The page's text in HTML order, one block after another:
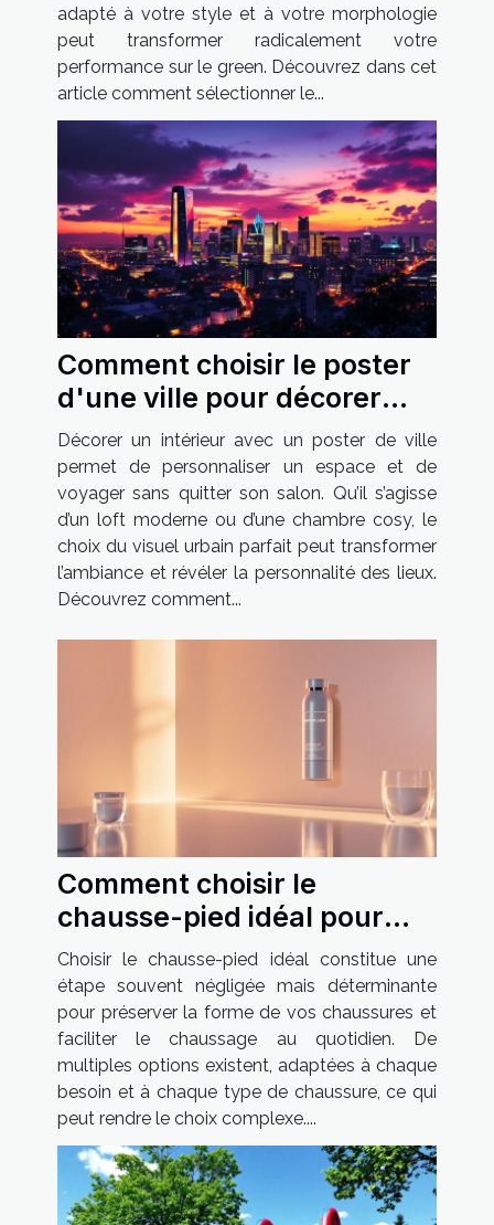
adapté à votre style et à votre morphologie
peut transformer radicalement votre
performance sur le green. Découvrez dans cet
article comment sélectionner le...
Comment choisir le poster
d'une ville pour décorer
votre intérieur ?
Décorer un intérieur avec un poster de ville
permet de personnaliser un espace et de
voyager sans quitter son salon. Qu’il s’agisse
d’un loft moderne ou d’une chambre cosy, le
choix du visuel urbain parfait peut transformer
l’ambiance et révéler la personnalité des lieux.
Découvrez comment...
Comment choisir le
chausse-pied idéal pour
vos besoins ?
Choisir le chausse-pied idéal constitue une
étape souvent négligée mais déterminante
pour préserver la forme de vos chaussures et
faciliter le chaussage au quotidien. De
multiples options existent, adaptées à chaque
besoin et à chaque type de chaussure, ce qui
peut rendre le choix complexe....